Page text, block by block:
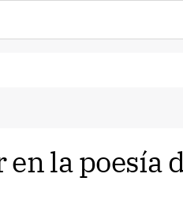
la poesía